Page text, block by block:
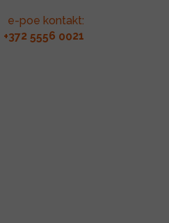
e-poe kontakt:
+372 5556 0021